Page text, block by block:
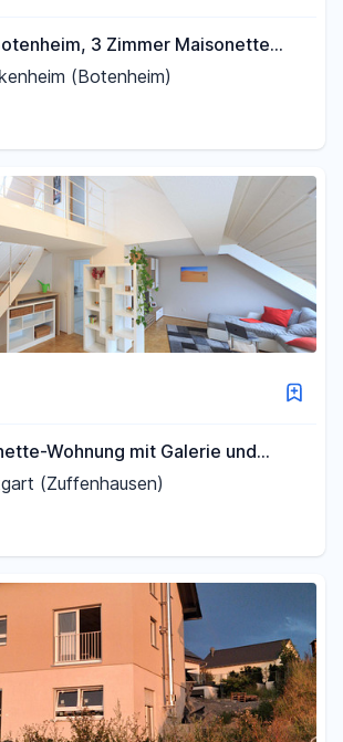
3 Zimmer Maisonette
(Botenheim)
Wohnung mit Galerie und
Bäder
(Zuffenhausen)